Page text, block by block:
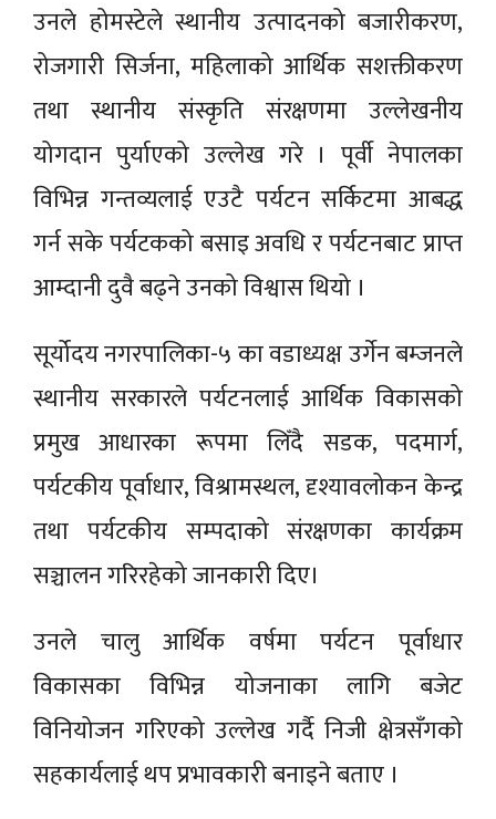
उनले होमस्टेले स्थानीय उत्पादनको बजारीकरण,
रोजगारी सिर्जना, महिलाको आर्थिक सशक्तीकरण
तथा स्थानीय संस्कृति संरक्षणमा उल्लेखनीय
योगदान पुर्याएको उल्लेख गरे । पूर्वी नेपालका
विभिन्न गन्तव्यलाई एउटै पर्यटन सर्किटमा आबद्ध
गर्न सके पर्यटकको बसाइ अवधि र पर्यटनबाट प्राप्त
आम्दानी दुवै बढ्ने उनको विश्वास थियो ।
सूर्योदय नगरपालिका-५ का वडाध्यक्ष उर्गेन बम्जनले
स्थानीय सरकारले पर्यटनलाई आर्थिक विकासको
प्रमुख आधारका रूपमा लिँदै सडक, पदमार्ग,
पर्यटकीय पूर्वाधार, विश्रामस्थल, दृश्यावलोकन केन्द्र
तथा पर्यटकीय सम्पदाको संरक्षणका कार्यक्रम
सञ्चालन गरिरहेको जानकारी दिए।
उनले चालु आर्थिक वर्षमा पर्यटन पूर्वाधार
विकासका विभिन्न योजनाका लागि बजेट
विनियोजन गरिएको उल्लेख गर्दै निजी क्षेत्रसँगको
सहकार्यलाई थप प्रभावकारी बनाइने बताए ।